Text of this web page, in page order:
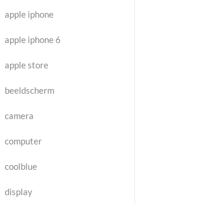
apple iphone
apple iphone 6
apple store
beeldscherm
camera
computer
coolblue
display